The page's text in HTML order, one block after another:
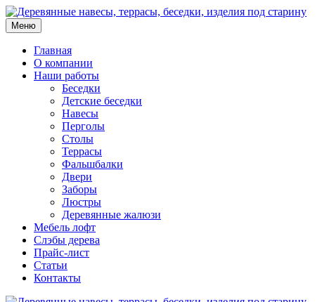
Меню
Главная
О компании
Наши работы
Беседки
Детские беседки
Навесы
Перголы
Столы
Террасы
Фальшбалки
Двери
Заборы
Люстры
Деревянные жалюзи
Мебель лофт
Слэбы дерева
Прайс-лист
Статьи
Контакты